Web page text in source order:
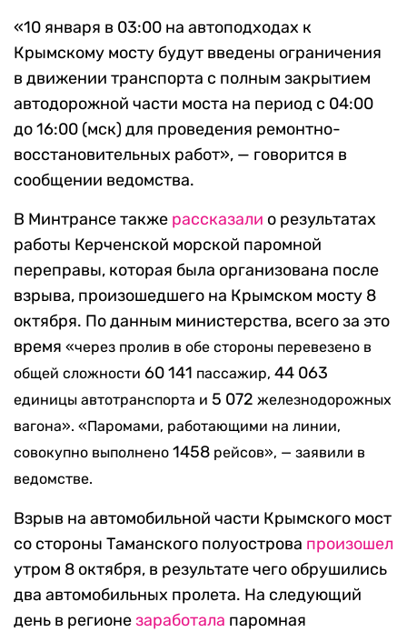
«10 января в 03:00 на автоподходах к
Крымскому мосту будут введены ограничения
в движении транспорта с полным закрытием
автодорожной части моста на период с 04:00
до 16:00 (мск) для проведения ремонтно-
восстановительных работ», — говорится в
сообщении ведомства.
В Минтрансе также рассказали о результатах
работы Керченской морской паромной
переправы, которая была организована после
взрыва, произошедшего на Крымском мосту 8
октября. По данным министерства, всего за это
время «через пролив в обе стороны перевезено в
общей сложности 60 141 пассажир, 44 063
единицы автотранспорта и 5 072 железнодорожных
вагона». «Паромами, работающими на линии,
совокупно выполнено 1458 рейсов», — заявили в
ведомстве.
Взрыв на автомобильной части Крымского мост
со стороны Таманского полуострова произошел
утром 8 октября, в результате чего обрушились
два автомобильных пролета. На следующий
день в регионезаработала паромная